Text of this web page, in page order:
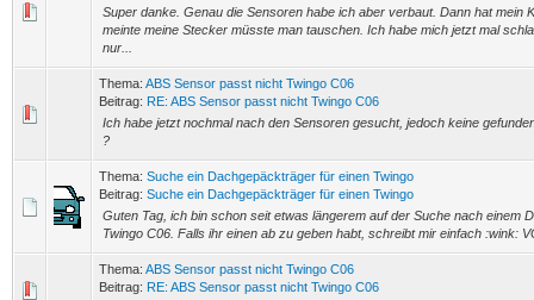
Super danke. Genau die Sensoren habe ich aber verbaut. Dann hat mein
meinte meine Stecker müsste man tauschen. Ich habe mich jetzt mal
nur...
Thema: ABS Sensor passt nicht Twingo C06
Beitrag: RE: ABS Sensor passt nicht Twingo C06
Ich habe jetzt nochmal nach den Sensoren gesucht, jedoch keine
?
Thema: Suche ein Dachgepäckträger für einen Twingo
Beitrag: Suche ein Dachgepäckträger für einen Twingo
Guten Tag, ich bin schon seit etwas längerem auf der Suche nach einem
Twingo C06. Falls ihr einen ab zu geben habt, schreibt mir einfach :wink:
Thema: ABS Sensor passt nicht Twingo C06
Beitrag: RE: ABS Sensor passt nicht Twingo C06